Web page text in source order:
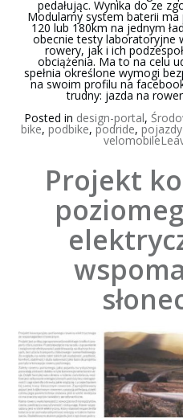
pedałując. Wynika do ze
Modularny system baterii
120 lub 180km na jednym
obecnie testy laboratoryjne
rowery, jak i ich
obciążenia. Ma to na celu
spełnia określone wymogi
na swoim profilu na
trudny: jazda na
Posted in design-portal,
bike, podbike, podride,
velomobile
Projekt